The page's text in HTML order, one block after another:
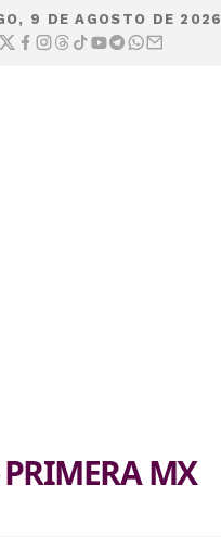
9 DE AGOSTO DE 2026
PRIMERA MX